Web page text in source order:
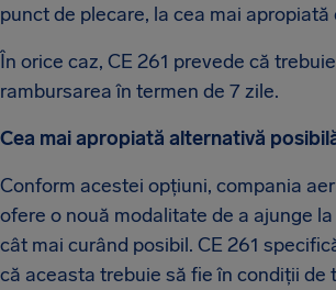
punct de plecare, la cea mai apropiată
În orice caz, CE 261 prevede că
rambursarea în termen de 7 zile.
Cea mai apropiată alternativă
Conform acestei opțiuni, compania
ofere o nouă modalitate de a ajunge
cât mai curând posibil. CE 261
că aceasta trebuie să fie în condiții de